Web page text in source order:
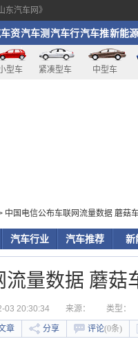
东汽车网》
资
讯
汽车测
评
汽车行
业
汽车推
荐
新能源
型车 紧凑型车 中型车
中国电信公布车联网流量数据 蘑菇
汽车行业 汽车推荐 新
量数据 蘑菇
03 20:30:34 来源： 类型：
章 分享 评论(0条)